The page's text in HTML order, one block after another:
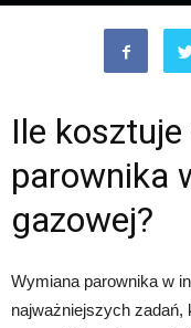
Ile
parownika
gazowej?
Wymiana parownika w
najważniejszych zadań,